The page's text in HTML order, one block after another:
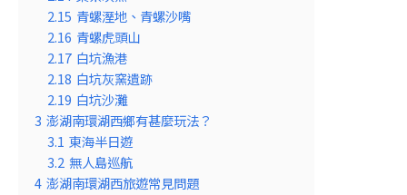
2.15 青螺溼地、青螺沙嘴
2.16 青螺虎頭山
2.17 白坑漁港
2.18 白坑灰窯遺跡
2.19 白坑沙灘
3 澎湖南環湖西鄉有甚麼玩法？
3.1 東海半日遊
3.2 無人島巡航
4 澎湖南環湖西旅遊常見問題